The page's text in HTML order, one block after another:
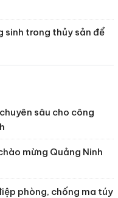
sinh trong thủy sản để
sâu cho công
mừng Quảng Ninh
phòng, chống ma túy